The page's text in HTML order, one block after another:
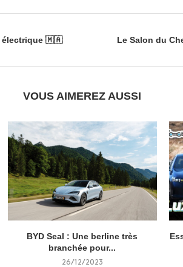
électrique 🇲🇦
Le Salon du
VOUS AIMEREZ AUSSI
BYD Seal : Une berline très
branchée pour...
26/12/2023